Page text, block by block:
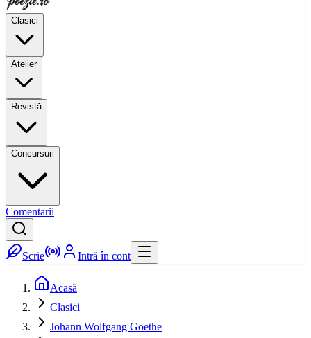
Clasici
Atelier
Revistă
Concursuri
Comentarii
Scrie Intră în cont
Acasă
Clasici
Johann Wolfgang Goethe